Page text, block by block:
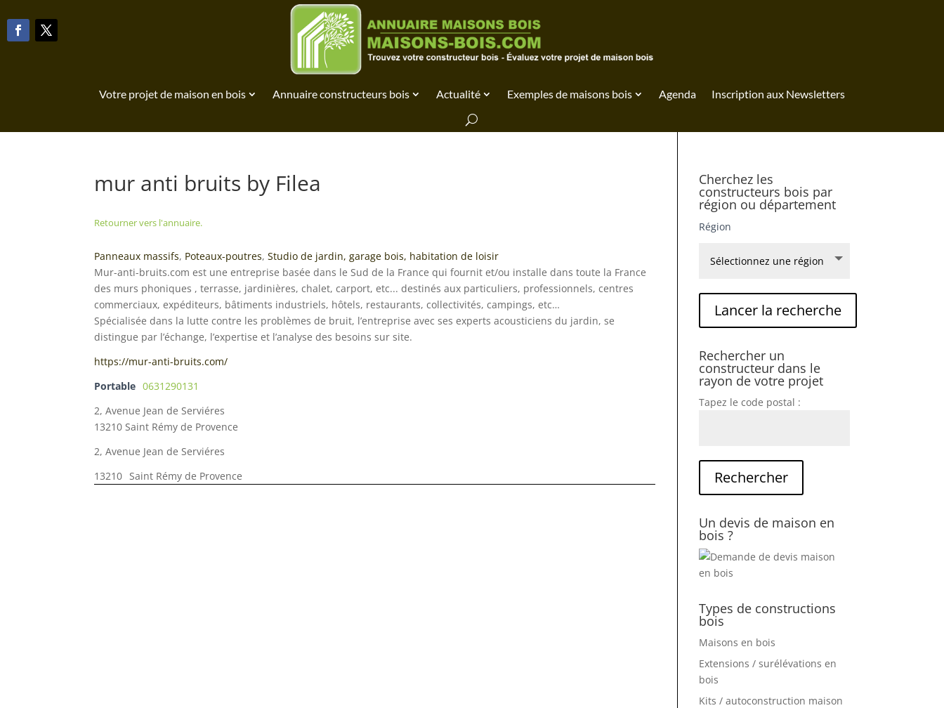
Votre projet de maison en bois Annuaire constructeurs bois Actualité Exemples de maisons bois Agenda Inscription aux Newsletters
mur anti bruits by Filea
Retourner vers l'annuaire.
Panneaux massifs, Poteaux-poutres,Studio de jardin, garage bois, habitation de loisir
Mur-anti-bruits.com est une entreprise basée dans le Sud de la France qui fournit et/ou installe dans toute la France
des murs phoniques , terrasse, jardinières, chalet, carport, etc... destinés aux particuliers, professionnels, centres
commerciaux, expéditeurs, bâtiments industriels, hôtels, restaurants, collectivités, campings, etc…
Spécialisée dans la lutte contre les problèmes de bruit, l’entreprise avec ses experts acousticiens du jardin, se
distingue par l’échange, l’expertise et l’analyse des besoins sur site.
https://mur-anti-bruits.com/
Portable 0631290131
2, Avenue Jean de Serviéres
13210 Saint Rémy de Provence
2, Avenue Jean de Serviéres
13210 Saint Rémy de Provence
Cherchez les
constructeurs bois par
région ou département
Région
Rechercher un
constructeur dans le
rayon de votre projet
Tapez le code postal :
Un devis de maison en
bois ?
Types de constructions
bois
Maisons en bois
Extensions / surélévations en
bois
Kits / autoconstruction maison